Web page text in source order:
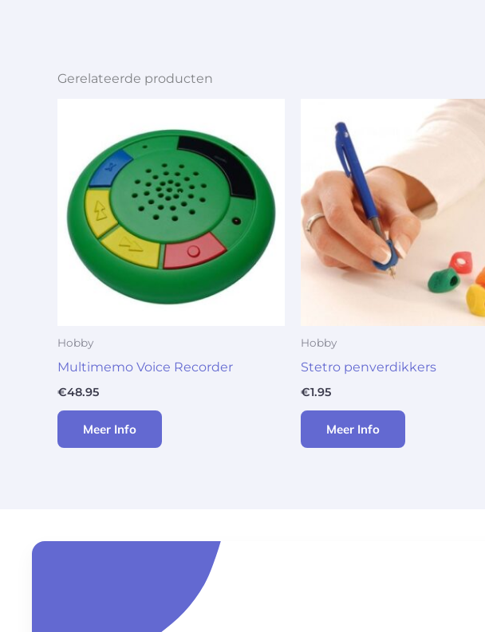
Gerelateerde producten
Hobby
Multimemo Voice Recorder
€48.95
Meer Info
Hobby
Stetro penverdikkers
€1.95
Meer Info